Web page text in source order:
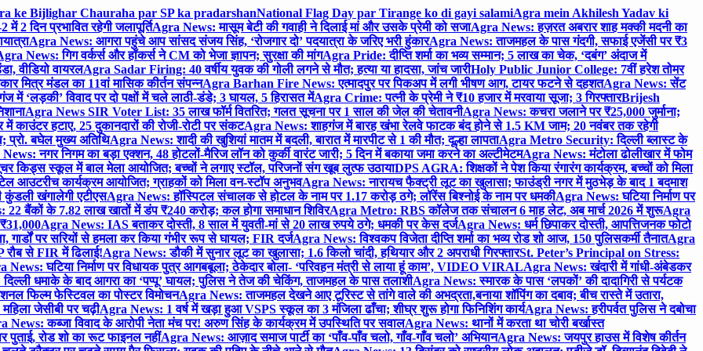
ke Bijlighar Chauraha par SP ka pradarshanNational Flag Day par Tirange ko di gayi salamiAgra mein Akhilesh Yadav ki
2 दिन प्रभावित रहेगी जलापूर्तिAgra News: मासूम बेटी की गवाही ने दिलाई मां और उसके प्रेमी को सजाAgra News: हज़रत अबरार शाह मक्की मदनी का
Agra News: आगरा पहुंचे आप सांसद संजय सिंह, ‘रोजगार दो’ पदयात्रा के जरिए भरी हुंकारAgra News: ताजमहल के पास गंदगी, सफाई एजेंसी पर ₹3
News: गिग वर्कर्स और हॉकर्स ने CM को भेजा ज्ञापन; सुरक्षा की मांगAgra Pride: दीप्ति शर्मा का भव्य सम्मान; 5 लाख का चेक, ‘दबंग’ अंदाज में
वीडियो वायरलAgra Sadar Firing: 40 वर्षीय युवक की गोली लगने से मौत; हत्या या हादसा, जांच जारीHoly Public Junior College: 7वीं हरेश तोमर
मित्र मंडल का 11वां मासिक कीर्तन संपन्नAgra Barhan Fire News: एत्मादपुर पर पिकअप में लगी भीषण आग, टायर फटने से दहशतAgra News: सेंट
‘लड़की’ विवाद पर दो पक्षों में चले लाठी-डंडे; 3 घायल, 5 हिरासत मेंAgra Crime: पत्नी के प्रेमी ने ₹10 हजार में मरवाया सूजा; 3 गिरफ्तारBrijesh
Agra News SIR Voter List: 35 लाख फॉर्म वितरित; गलत सूचना पर 1 साल की जेल की चेतावनीAgra News: कचरा जलाने पर ₹25,000 जुर्माना;
हटाए, 25 दुकानदारों की रोजी-रोटी पर संकटAgra News: शाहगंज में बारह खंभा रेलवे फाटक बंद होने से 1.5 KM जाम; 20 नवंबर तक रहेगी
प्रो. बघेल मुख्य अतिथिAgra News: शादी की खुशियां मातम में बदली, बारात में मारपीट से 1 की मौत; दूल्हा लापताAgra Metro Security: दिल्ली ब्लास्ट के
नगर निगम का बड़ा एक्शन, 48 होटलों-मैरिज लॉन को कुर्की वारंट जारी; 5 दिन में बकाया जमा करने का अल्टीमेटमAgra News: मंटोला ढोलीखार में फोम
किड्स स्कूल में बाल मेला आयोजित; बच्चों ने लगाए स्टॉल, परिजनों संग खूब लुत्फ उठायाDPS AGRA: शिक्षकों ने पेश किया रंगारंग कार्यक्रम, बच्चों को मिला
आउटरीच कार्यक्रम आयोजित; ग्राहकों को मिला वन-स्टॉप अनुभवAgra News: नारायच फैक्ट्री लूट का खुलासा; फाउंड्री नगर में मुठभेड़ के बाद 1 बदमाश
खंगालेगी एटीएसAgra News: हॉस्पिटल संचालक से होटल के नाम पर 1.17 करोड़ ठगे; लॉरेंस बिश्नोई के नाम पर धमकीAgra News: घटिया निर्माण पर
22 बैंकों के 7.82 लाख खातों में डंप ₹240 करोड़; कल होगा समाधान शिविरAgra Metro: RBS कॉलेज तक संचालन 6 माह लेट, अब मार्च 2026 में शुरूAgra
Agra News: IAS बताकर दोस्ती, 8 साल में युवती-मां से 20 लाख रुपये ठगे; धमकी पर केस दर्जAgra News: धर्म छिपाकर दोस्ती, आपत्तिजनक फोटो
गार्डों पर सरियों से हमला कर किया गंभीर रूप से घायल; FIR दर्जAgra News: विश्वकप विजेता दीप्ति शर्मा का भव्य रोड शो आज, 150 पुलिसकर्मी तैनातAgra
से FIR में ढिलाई!Agra News: डौकी में सुनार लूट का खुलासा; 1.6 किलो चांदी, हथियार और 2 अपराधी गिरफ्तारSt. Peter’s Principal on Stress:
News: घटिया निर्माण पर विधायक पुत्र आगबबूला; ठेकेदार बोला- ‘परिवहन मंत्री से लाया हूं काम’, VIDEO VIRALAgra News: खंदारी में गांधी-अंबेडकर
धमाके के बाद आगरा का ‘पप्पू’ घायल; पुलिस ने तेज की चेकिंग, ताजमहल के पास तलाशीAgra News: स्मारक के पास ‘लपकों’ की दादागिरी से पर्यटक
फिल्म फेस्टिवल का पोस्टर विमोचनAgra News: ताजमहल देखने आए टूरिस्ट से तांगे वाले की अभद्रता,बनाया शॉपिंग का दबाव; बीच रास्ते में उतारा,
जेसीबी पर चढ़ीAgra News: 1 वर्ष में खड़ा हुआ VSPS स्कूल का 3 मंजिला ढाँचा; शीघ्र शुरू होगा फिनिशिंग कार्यAgra News: हरीपर्वत पुलिस ने दबोचा
News: कब्जा विवाद के आरोपी नेता मंच पर! अरुण सिंह के कार्यक्रम में उपस्थिति पर सवालAgra News: थानों में करता था चोरी बर्खास्त
पुताई, रोड शो का रूट फाइनल नहींAgra News: आज़ाद समाज पार्टी का ‘पाँव-पाँव चलो, गाँव-गाँव चलो’ अभियानAgra News: जयपुर हाउस में विशेष कीर्तन